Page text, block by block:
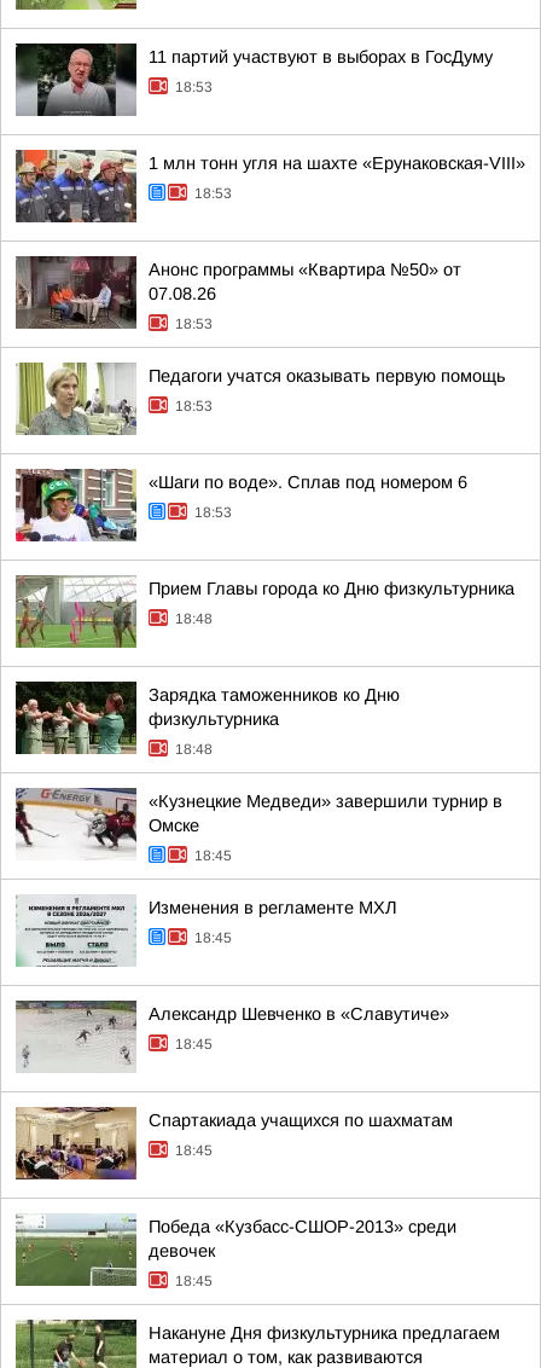
11 партий участвуют в выборах в ГосДуму
18:53
1 млн тонн угля на шахте «Ерунаковская-VIII»
18:53
Анонс программы «Квартира №50» от
07.08.26
18:53
Педагоги учатся оказывать первую помощь
18:53
«Шаги по воде». Сплав под номером 6
18:53
Прием Главы города ко Дню физкультурника
18:48
Зарядка таможенников ко Дню
физкультурника
18:48
«Кузнецкие Медведи» завершили турнир в
Омске
18:45
Изменения в регламенте МХЛ
18:45
Александр Шевченко в «Славутиче»
18:45
Спартакиада учащихся по шахматам
18:45
Победа «Кузбасс-СШОР-2013» среди
девочек
18:45
Накануне Дня физкультурника предлагаем
материал о том, как развиваются